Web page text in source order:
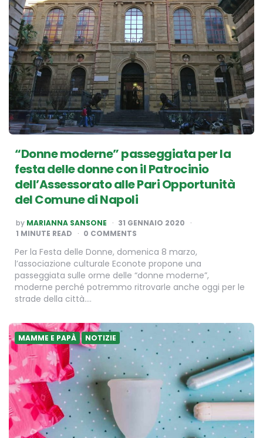
“Donne moderne” passeggiata per la
festa delle donne con il Patrocinio
dell’Assessorato alle Pari Opportunità
del Comune di Napoli
POSTED
BY
by MARIANNA SANSONE
31 GENNAIO 2020
1 MINUTE READ 0 COMMENTS
Per la Festa delle Donne, domenica 8 marzo,
l’associazione culturale Econote propone una
passeggiata sulle orme delle “donne moderne”,
moderne perché potremmo ritrovarle anche oggi per le
strade della città….
MAMME E PAPÀ NOTIZIE